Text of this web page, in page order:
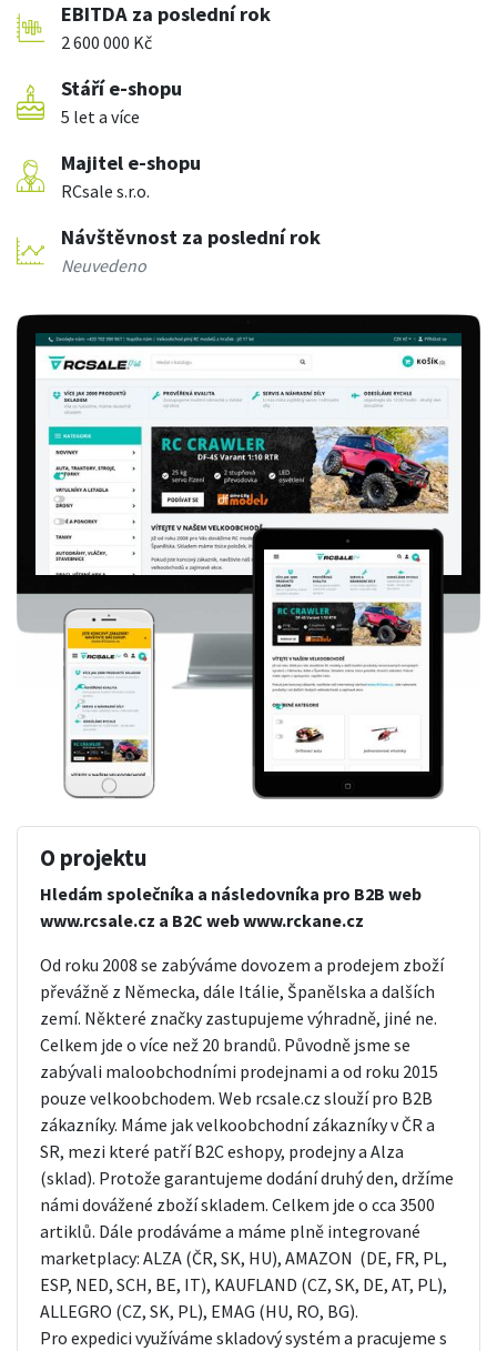
EBITDA za poslední rok
2 600 000 Kč
Stáří e-shopu
5 let a více
Majitel e-shopu
RCsale s.r.o.
Návštěvnost za poslední rok
Neuvedeno
O projektu
Hledám společníka a následovníka pro B2B web
www.rcsale.cz a B2C web www.rckane.cz
Od roku 2008 se zabýváme dovozem a prodejem zboží
převážně z Německa, dále Itálie, Španělska a dalších
zemí. Některé značky zastupujeme výhradně, jiné ne.
Celkem jde o více než 20 brandů. Původně jsme se
zabývali maloobchodními prodejnami a od roku 2015
pouze velkoobchodem. Web rcsale.cz slouží pro B2B
zákazníky. Máme jak velkoobchodní zákazníky v ČR a
SR, mezi které patří B2C eshopy, prodejny a Alza
(sklad). Protože garantujeme dodání druhý den, držíme
námi dovážené zboží skladem. Celkem jde o cca 3500
artiklů. Dále prodáváme a máme plně integrované
marketplacy: ALZA (ČR, SK, HU), AMAZON (DE, FR, PL,
ESP, NED, SCH, BE, IT), KAUFLAND (CZ, SK, DE, AT, PL),
ALLEGRO (CZ, SK, PL), EMAG (HU, RO, BG).
Pro expedici využíváme skladový systém a pracujeme s